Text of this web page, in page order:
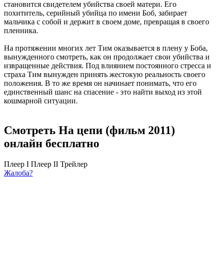
становится свидетелем убийства своей матери. Его
похититель, серийный убийца по имени Боб, забирает
мальчика с собой и держит в своем доме, превращая в своего
пленника.
На протяжении многих лет Тим оказывается в плену у Боба,
вынужденного смотреть, как он продолжает свои убийства и
извращенные действия. Под влиянием постоянного стресса и
страха Тим вынужден принять жестокую реальность своего
положения. В то же время он начинает понимать, что его
единственный шанс на спасение - это найти выход из этой
кошмарной ситуации.
Смотреть На цепи (фильм 2011)
онлайн бесплатно
Плеер I Плеер II Трейлер
Жалоба?